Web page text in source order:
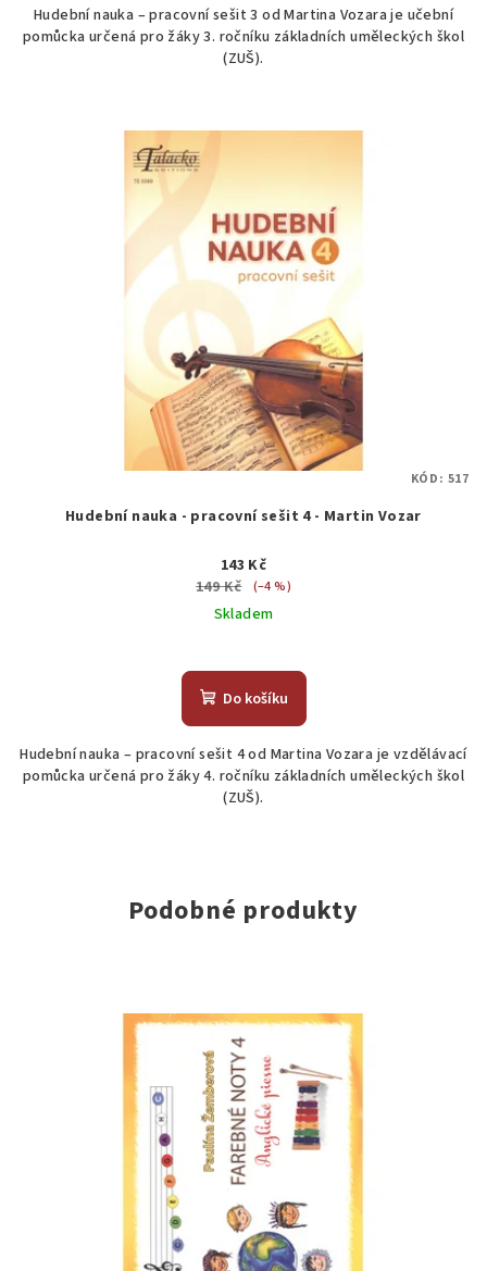
Hudební nauka – pracovní sešit 3 od Martina Vozara je učební
pomůcka určená pro žáky 3. ročníku základních uměleckých škol
(ZUŠ).
Hudební nauka - pracovní sešit 4 - Martin Vozar
143 Kč
149 Kč
(–4 %)
Skladem
Do košíku
Hudební nauka – pracovní sešit 4 od Martina Vozara je vzdělávací
pomůcka určená pro žáky 4. ročníku základních uměleckých škol
(ZUŠ).
KÓD: 517
Podobné produkty